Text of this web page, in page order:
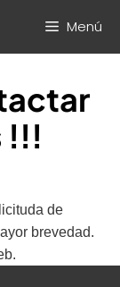
Menú
!!!
de
brevedad.